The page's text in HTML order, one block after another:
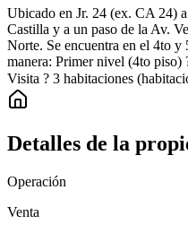
Ubicado en Jr. 24 (ex. CA 24)
Castilla y a un paso de la Av.
Norte. Se encuentra en el 4to
manera: Primer nivel (4to piso)
Visita ? 3 habitaciones
Detalles de la
Operación
Venta